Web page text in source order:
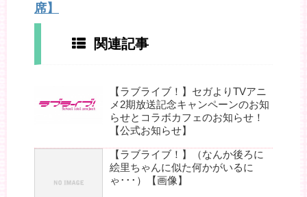
席】
関連記事
【ラブライブ！】セガよりTVアニ
メ2期放送記念キャンペーンのお知
らせとコラボカフェのお知らせ！
【公式お知らせ】
【ラブライブ！】（なんか後ろに
絵里ちゃんに似た何かがいるに
ゃ･･･）【画像】